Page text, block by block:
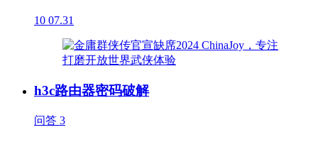
10 07.31
h3c路由器密码破解
问答 3